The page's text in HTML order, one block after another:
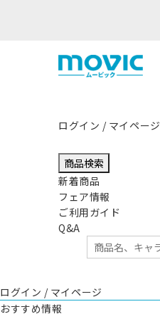
ログイン / マイページ
商品検索
新着商品
フェア情報
ご利用ガイド
Q&A
ログイン / マイページ
おすすめ情報